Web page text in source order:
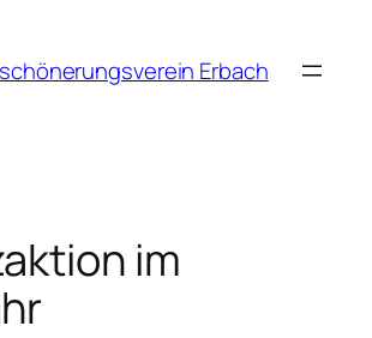
Erbach
im